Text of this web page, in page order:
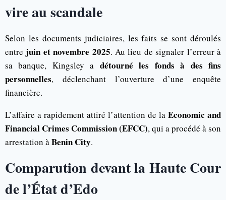
vire au scandale
Selon les documents judiciaires, les faits se sont déroulés
entre juin et novembre 2025. Au lieu de signaler l’erreur à
sa banque, Kingsley a détourné les fonds à des fins
personnelles, déclenchant l’ouverture d’une enquête
financière.
L’affaire a rapidement attiré l’attention de la Economic and
Financial Crimes Commission(EFCC), qui a procédé à son
arrestation àBenin City.
Comparution devant la Haute Cour
de l’État d’Edo